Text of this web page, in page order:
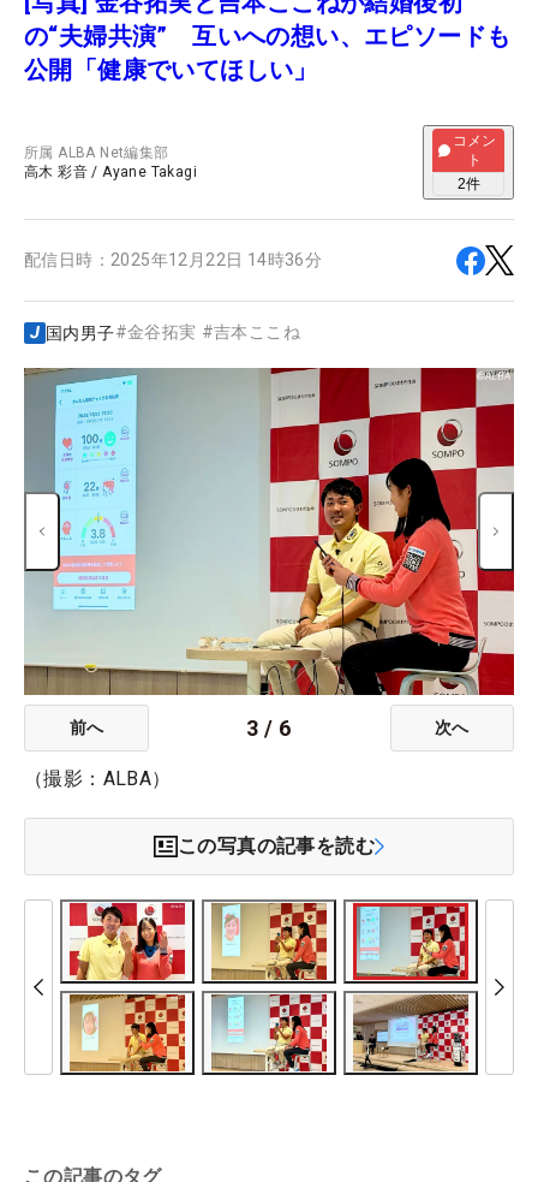
の“夫婦共演” 互いへの想い、エピソードも
公開「健康でいてほしい」
所属ALBA Net編集部
高木 彩音 /Ayane Takagi
コメン
ト
2件
配信日時： 2025年12月22日 14時36分
国内男子#金谷拓実 #吉本ここね
前へ 3 / 6 次へ
（撮影：ALBA）
この写真の記事を読む
この記事のタグ